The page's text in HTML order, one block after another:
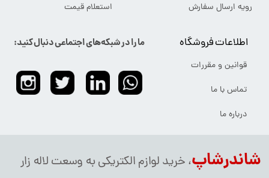
شاندرشاپ، خرید لوازم الکتریکی به وسعت لاله زار
ما را در شبکه‌های اجتماعی دنبال کنید: اطلاعات فروشگاه
قوانین و مقررات
تماس با ما
درباره ما
استعلام قیمت
رویه ارسال سفارش